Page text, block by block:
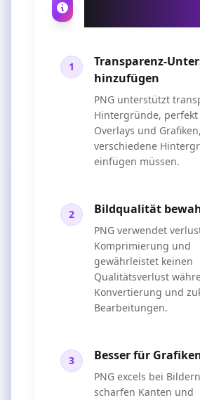
1
Transparenz-
hinzufügen
PNG unterstützt
Hintergründe, perfekt
Overlays und
verschiedene
einfügen müssen.
2 Bildqualität
PNG verwendet
Komprimierung und
gewährleistet keinen
Qualitätsverlust
Konvertierung und
Bearbeitungen.
3 Besser für
PNG excels bei
scharfen Kanten und